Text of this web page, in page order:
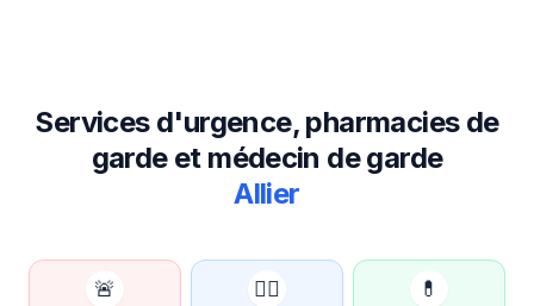
Services d'urgence, pharmacies de
garde et médecin de garde
Allier
🚨 👨‍⚕️ 💊